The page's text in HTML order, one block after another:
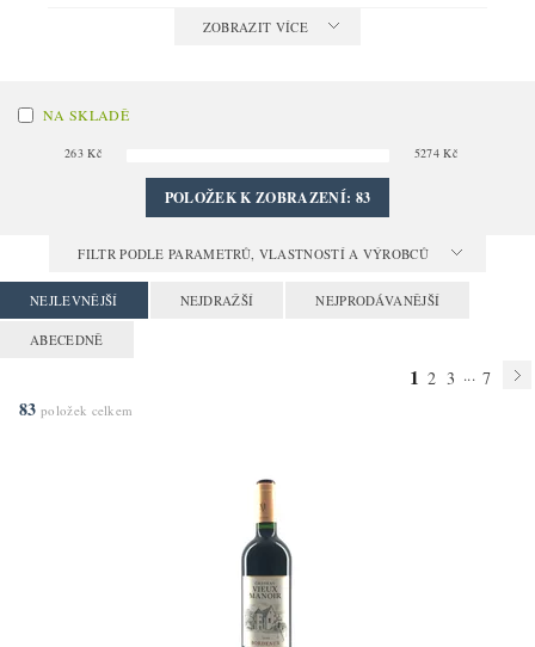
ZOBRAZIT VÍCE
NA SKLADĚ
263 Kč 5274 Kč
POLOŽEK K ZOBRAZENÍ: 83
FILTR PODLE PARAMETRŮ, VLASTNOSTÍ A VÝROBCŮ
NEJLEVNĚJŠÍ NEJDRAŽŠÍ NEJPRODÁVANĚJŠÍ
ABECEDNĚ
1 2 3 ... 7
83 položek celkem